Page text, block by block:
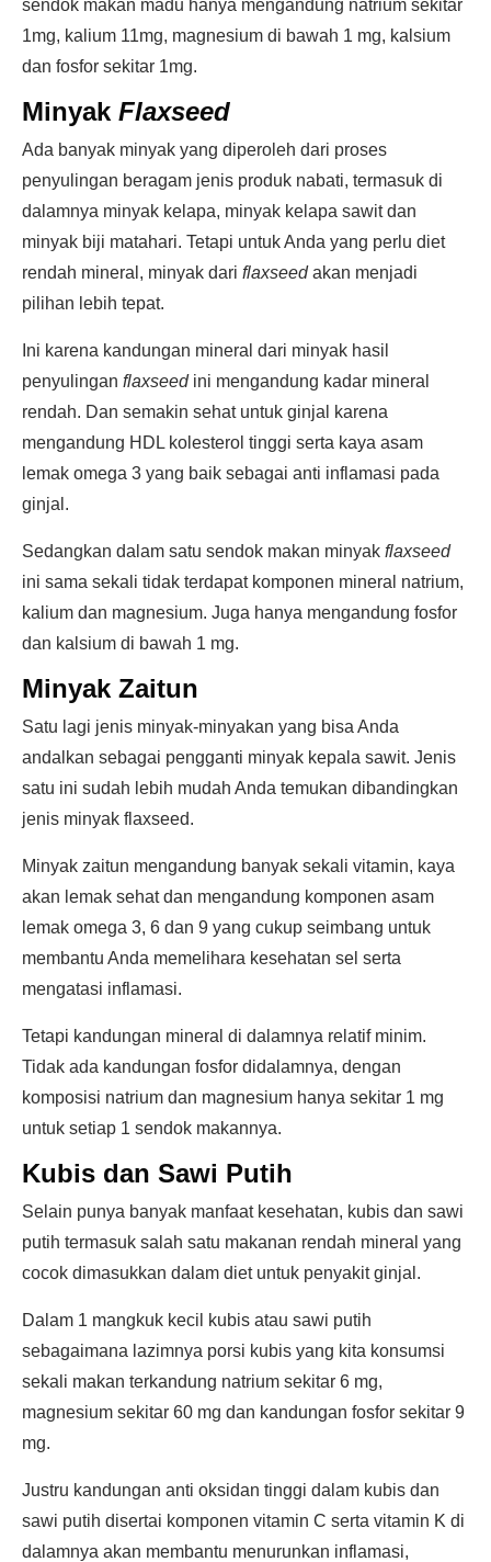
sendok makan madu hanya mengandung natrium sekitar
1mg, kalium 11mg, magnesium di bawah 1 mg, kalsium
dan fosfor sekitar 1mg.
Minyak Flaxseed
Ada banyak minyak yang diperoleh dari proses
penyulingan beragam jenis produk nabati, termasuk di
dalamnya minyak kelapa, minyak kelapa sawit dan
minyak biji matahari. Tetapi untuk Anda yang perlu diet
rendah mineral, minyak dari flaxseedakan menjadi
pilihan lebih tepat.
Ini karena kandungan mineral dari minyak hasil
penyulingan flaxseed ini mengandung kadar mineral
rendah. Dan semakin sehat untuk ginjal karena
mengandung HDL kolesterol tinggi serta kaya asam
lemak omega 3 yang baik sebagai anti inflamasi pada
ginjal.
Sedangkan dalam satu sendok makan minyak flaxseed
ini sama sekali tidak terdapat komponen mineral natrium,
kalium dan magnesium. Juga hanya mengandung fosfor
dan kalsium di bawah 1 mg.
Minyak Zaitun
Satu lagi jenis minyak-minyakan yang bisa Anda
andalkan sebagai pengganti minyak kepala sawit. Jenis
satu ini sudah lebih mudah Anda temukan dibandingkan
jenis minyak flaxseed.
Minyak zaitun mengandung banyak sekali vitamin, kaya
akan lemak sehat dan mengandung komponen asam
lemak omega 3, 6 dan 9 yang cukup seimbang untuk
membantu Anda memelihara kesehatan sel serta
mengatasi inflamasi.
Tetapi kandungan mineral di dalamnya relatif minim.
Tidak ada kandungan fosfor didalamnya, dengan
komposisi natrium dan magnesium hanya sekitar 1 mg
untuk setiap 1 sendok makannya.
Kubis dan Sawi Putih
Selain punya banyak manfaat kesehatan, kubis dan sawi
putih termasuk salah satu makanan rendah mineral yang
cocok dimasukkan dalam diet untuk penyakit ginjal.
Dalam 1 mangkuk kecil kubis atau sawi putih
sebagaimana lazimnya porsi kubis yang kita konsumsi
sekali makan terkandung natrium sekitar 6 mg,
magnesium sekitar 60 mg dan kandungan fosfor sekitar 9
mg.
Justru kandungan anti oksidan tinggi dalam kubis dan
sawi putih disertai komponen vitamin C serta vitamin K di
dalamnya akan membantu menurunkan inflamasi,